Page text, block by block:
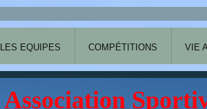
LES EQUIPES COMPÉTITIONS VIE
Association